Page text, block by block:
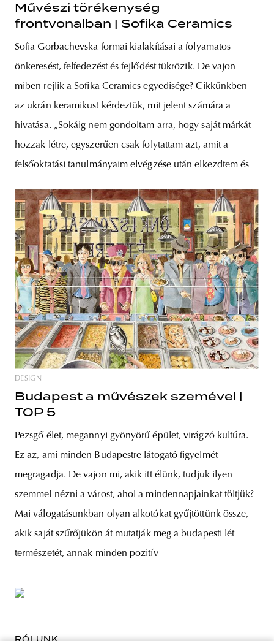
Művészi törékenység
frontvonalban | Sofika Ceramics
Sofia Gorbachevska formai kialakításai a folyamatos
önkeresést, felfedezést és fejlődést tükrözik. De vajon
miben rejlik a Sofika Ceramics egyedisége? Cikkünkben
az ukrán keramikust kérdeztük, mit jelent számára a
hivatása. „Sokáig nem gondoltam arra, hogy saját márkát
hozzak létre, egyszerűen csak folytattam azt, amit a
felsőoktatási tanulmányaim elvégzése után elkezdtem és
DESIGN
Budapest a művészek szemével |
TOP 5
Pezsgő élet, megannyi gyönyörű épület, virágzó kultúra.
Ez az, ami minden Budapestre látogató figyelmét
megragadja. De vajon mi, akik itt élünk, tudjuk ilyen
szemmel nézni a várost, ahol a mindennapjainkat töltjük?
Mai válogatásunkban olyan alkotókat gyűjtöttünk össze,
akik saját szűrőjükön át mutatják meg a budapesti lét
természetét, annak minden pozitív
RÓLUNK